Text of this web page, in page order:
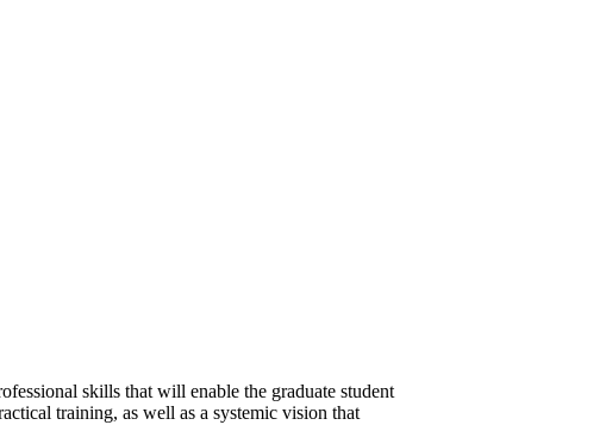
skills that will enable the graduate student
training, as well as a systemic vision that